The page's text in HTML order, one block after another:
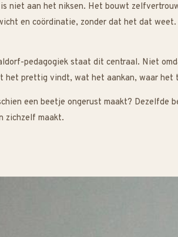
niet aan het niksen. Het bouwt
en coördinatie, zonder dat het dat
pedagogiek staat dit centraal. Niet
het prettig vindt, wat het aankan, waar het
een beetje ongerust maakt? Dezelfde
zichzelf maakt.